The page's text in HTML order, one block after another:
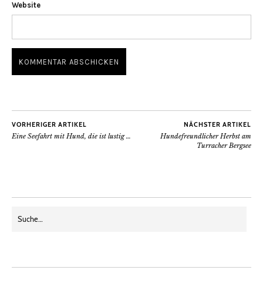
Website
VORHERIGER ARTIKEL
Eine Seefahrt mit Hund, die ist lustig …
NÄCHSTER ARTIKEL
Hundefreundlicher Herbst am
Turracher Bergsee